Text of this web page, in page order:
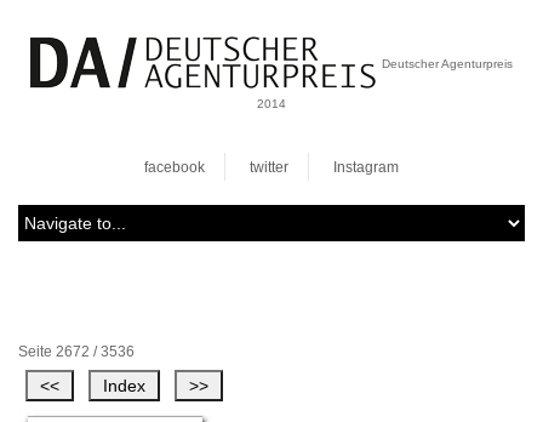
Deutscher Agenturpreis
2014
facebook twitter Instagram
Seite 2672 / 3536